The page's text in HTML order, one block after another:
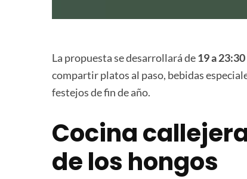
La propuesta se desarrollará de19 a 23:30
compartir platos al paso, bebidas
festejos de fin de año.
Cocina
de los hongos